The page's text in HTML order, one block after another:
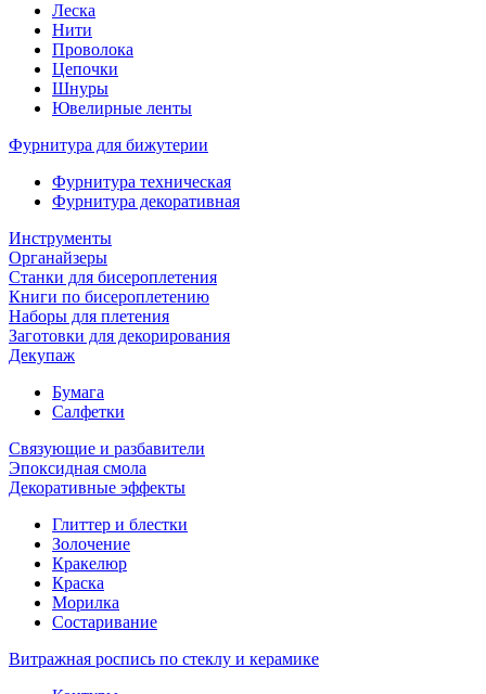
Леска
Нити
Проволока
Цепочки
Шнуры
Ювелирные ленты
Фурнитура для бижутерии
Фурнитура техническая
Фурнитура декоративная
Инструменты
Органайзеры
Станки для бисероплетения
Книги по бисероплетению
Наборы для плетения
Заготовки для декорирования
Декупаж
Бумага
Салфетки
Связующие и разбавители
Эпоксидная смола
Декоративные эффекты
Глиттер и блестки
Золочение
Кракелюр
Краска
Морилка
Состаривание
Витражная роспись по стеклу и керамике